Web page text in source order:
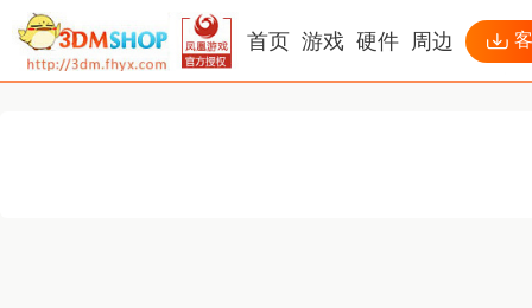
首页 游戏 硬件 周边